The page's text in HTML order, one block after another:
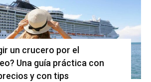
un crucero por el
Una guía práctica con
y con tips